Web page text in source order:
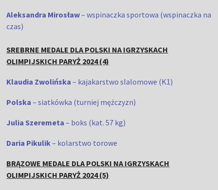
Aleksandra Mirosław– wspinaczka sportowa (wspinaczka na
czas)
SREBRNE MEDALE DLA POLSKI NA IGRZYSKACH
OLIMPIJSKICH PARYŻ 2024 (4)
Klaudia Zwolińska – kajakarstwo slalomowe (K1)
Polska – siatkówka (turniej mężczyzn)
Julia Szeremeta– boks (kat. 57 kg)
Daria Pikulik– kolarstwo torowe
BRĄZOWE MEDALE DLA POLSKI NA IGRZYSKACH
OLIMPIJSKICH PARYŻ 2024 (5)